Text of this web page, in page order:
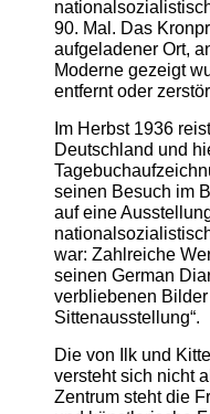
90. Mal. Das
aufgeladener Ort,
Moderne gezeigt
entfernt oder
Im Herbst 1936
Deutschland und
seinen Besuch im
auf eine
war: Zahlreiche
seinen German
verbliebenen
Sittenausstellung“.
Die von Ilk und
versteht sich nicht
Zentrum steht die